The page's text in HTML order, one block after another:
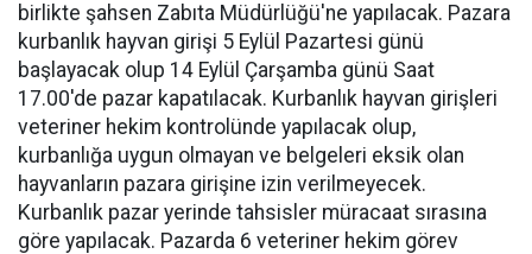
birlikte şahsen Zabıta Müdürlüğü'ne yapılacak. Pazara
kurbanlık hayvan girişi 5 Eylül Pazartesi günü
başlayacak olup 14 Eylül Çarşamba günü Saat
17.00'de pazar kapatılacak. Kurbanlık hayvan girişleri
veteriner hekim kontrolünde yapılacak olup,
kurbanlığa uygun olmayan ve belgeleri eksik olan
hayvanların pazara girişine izin verilmeyecek.
Kurbanlık pazar yerinde tahsisler müracaat sırasına
göre yapılacak. Pazarda 6 veteriner hekim görev